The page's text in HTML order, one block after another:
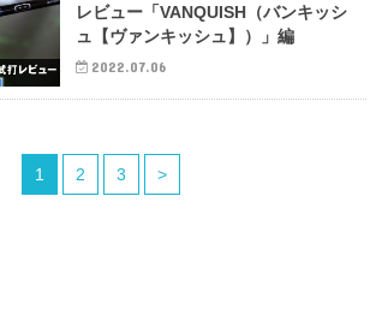
レビュー「VANQUISH（バンキッシ
ュ【ヴァンキッシュ】）」編
2022.07.06
1 2 3 >